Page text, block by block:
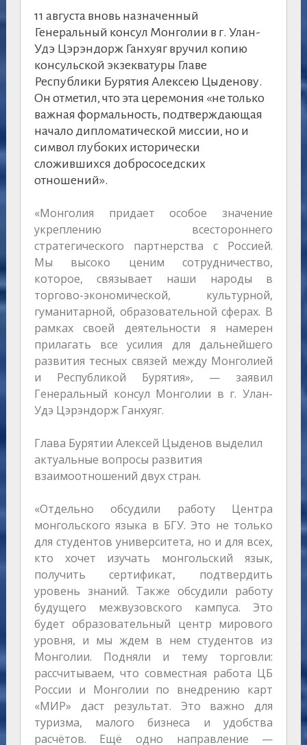
11 августа вновь назначенный
Генеральный консул Монголии в г. Улан-
Удэ Цэрэндорж Ганхуяг вручил копию
консульской экзекватуры Главе
Республики Бурятия Алексею Цыденову.
Он отметил, что эта церемония «не только
важная формальность, подтверждающая
начало дипломатической миссии, но и
символ глубоких исторически
сложившихся добрососедских
отношений».
«Монголия придает особое значение
укреплению всестороннего
стратегического партнерства с Россией.
Мы высоко ценим сотрудничество,
которое, связывает наши народы в
торгово-экономической, культурной,
гуманитарной, образовательной сферах. В
рамках своей деятельности я намерен
прилагать все усилия для дальнейшего
развития тесных связей между Монголией
и Республикой Бурятия», — заявил
Генеральный консул Монголии в г. Улан-
Удэ Цэрэндорж Ганхуяг.
Глава Бурятии Алексей Цыденов выделил
актуальные вопросы развития
взаимоотношений двух стран.
«Отдельно обсудили работу Центра
монгольского языка в БГУ. Это не только
для студентов университета, но и для всех,
кто хочет изучать монгольский язык,
получить сертификат, подтвердить
уровень знаний. Также обсудили работу
будущего межвузовского кампуса. Это
будет образовательный центр мирового
уровня, и мы ждем в нем студентов из
Монголии. Подняли и тему торговли:
рассчитываем, что совместная работа ЦБ
России и Монголии по внедрению карт
«МИР» даст результат. Это важно для
туризма, малого бизнеса и удобства
расчётов. Ещё одно направление —